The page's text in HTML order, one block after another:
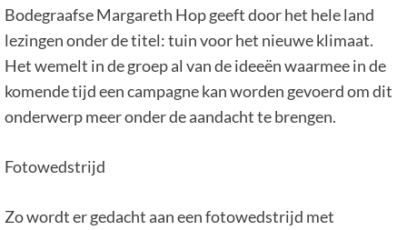
Bodegraafse Margareth Hop geeft door het hele land
lezingen onder de titel: tuin voor het nieuwe klimaat.
Het wemelt in de groep al van de ideeën waarmee in de
komende tijd een campagne kan worden gevoerd om dit
onderwerp meer onder de aandacht te brengen.
Fotowedstrijd
Zo wordt er gedacht aan een fotowedstrijd met